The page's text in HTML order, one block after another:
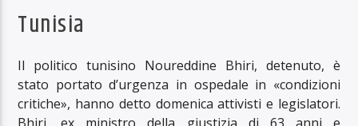
Tunisia
Il politico tunisino Noureddine Bhiri, detenuto, è
stato portato d’urgenza in ospedale in «condizioni
critiche», hanno detto domenica attivisti e legislatori.
Bhiri, ex ministro della giustizia di 63 anni e